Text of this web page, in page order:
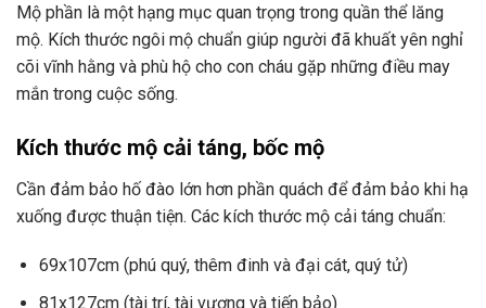
Mộ phần là một hạng mục quan trọng trong quần thể lăng
mộ. Kích thước ngôi mộ chuẩn giúp người đã khuất yên nghỉ
cõi vĩnh hằng và phù hộ cho con cháu gặp những điều may
mắn trong cuộc sống.
Kích thước mộ cải táng, bốc mộ
Cần đảm bảo hố đào lớn hơn phần quách để đảm bảo khi hạ
xuống được thuận tiện. Các kích thước mộ cải táng chuẩn:
69x107cm (phú quý, thêm đinh và đại cát, quý tử)
81x127cm (tài trí, tài vượng và tiến bảo)